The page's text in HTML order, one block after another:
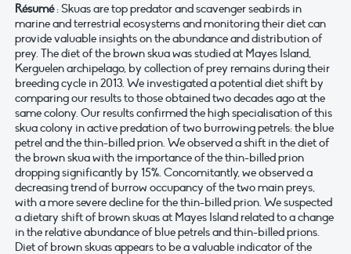
Résumé: Skuas are top predator and scavenger seabirds in
marine and terrestrial ecosystems and monitoring their diet can
provide valuable insights on the abundance and distribution of
prey. The diet of the brown skua was studied at Mayes Island,
Kerguelen archipelago, by collection of prey remains during their
breeding cycle in 2013. We investigated a potential diet shift by
comparing our results to those obtained two decades ago at the
same colony. Our results confirmed the high specialisation of this
skua colony in active predation of two burrowing petrels: the blue
petrel and the thin-billed prion. We observed a shift in the diet of
the brown skua with the importance of the thin-billed prion
dropping significantly by 15%. Concomitantly, we observed a
decreasing trend of burrow occupancy of the two main preys,
with a more severe decline for the thin-billed prion. We suspected
a dietary shift of brown skuas at Mayes Island related to a change
in the relative abundance of blue petrels and thin-billed prions.
Diet of brown skuas appears to be a valuable indicator of the